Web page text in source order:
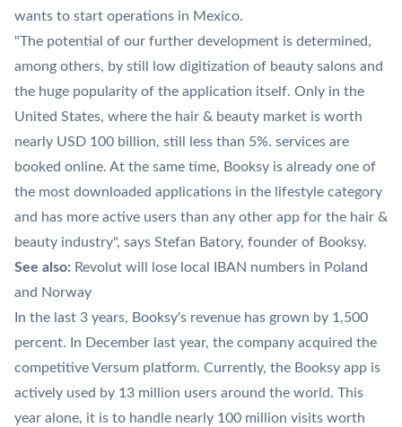
wants to start operations in Mexico.
"The potential of our further development is determined,
among others, by still low digitization of beauty salons and
the huge popularity of the application itself. Only in the
United States, where the hair & beauty market is worth
nearly USD 100 billion, still less than 5%. services are
booked online. At the same time, Booksy is already one of
the most downloaded applications in the lifestyle category
and has more active users than any other app for the hair &
beauty industry", says Stefan Batory, founder of Booksy.
See also: Revolut will lose local IBAN numbers in Poland
and Norway
In the last 3 years, Booksy's revenue has grown by 1,500
percent. In December last year, the company acquired the
competitive Versum platform. Currently, the Booksy app is
actively used by 13 million users around the world. This
year alone, it is to handle nearly 100 million visits worth